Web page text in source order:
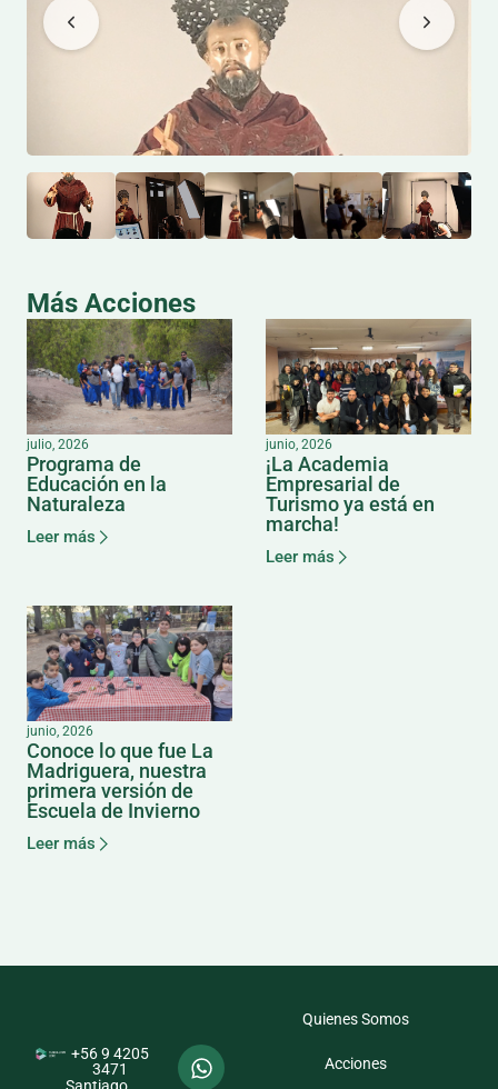
Más Acciones
julio, 2026
Programa de
Educación en la
Naturaleza
Leer más
junio, 2026
¡La Academia
Empresarial de
Turismo ya está en
marcha!
Leer más
junio, 2026
Conoce lo que fue La
Madriguera, nuestra
primera versión de
Escuela de Invierno
Leer más
+56 9 4205
3471
Quienes Somos
Acciones